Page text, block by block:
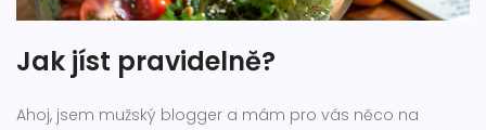
Jak jíst pravidelně?
Ahoj, jsem mužský blogger a mám pro vás něco na